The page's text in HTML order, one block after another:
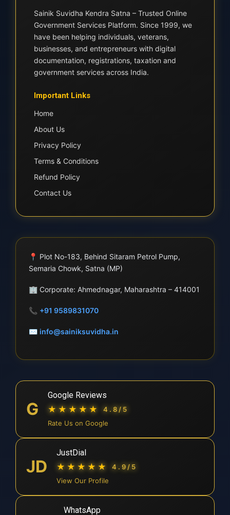
Sainik Suvidha Kendra Satna – Trusted Online
Government Services Platform. Since 1999, we
have been helping individuals, veterans,
businesses, and entrepreneurs with digital
documentation, registrations, taxation and
government services across India.
Important Links
Home
About Us
Privacy Policy
Terms & Conditions
Refund Policy
Contact Us
📍 Plot No-183, Behind Sitaram Petrol Pump,
Semaria Chowk, Satna (MP)
🏢 Corporate: Ahmednagar, Maharashtra – 414001
📞 +91 9589831070
✉ info@sainiksuvidha.in
G
Google Reviews
★★★★★
4.8/5
Rate Us on Google
JD
JustDial
★★★★★
4.9/5
View Our Profile
WhatsApp